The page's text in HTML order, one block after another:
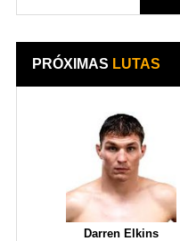
PRÓXIMAS LUTAS
Darren Elkins